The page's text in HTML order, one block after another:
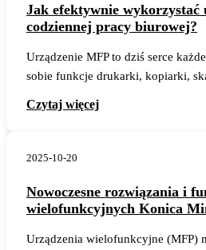
Jak efektywnie wykorzystać
codziennej pracy biurowej?
Urządzenie MFP to dziś serce
sobie funkcje drukarki, kopiarki,
Czytaj więcej
2025-10-20
Nowoczesne rozwiązania i
wielofunkcyjnych Konica
Urządzenia wielofunkcyjne (MFP)